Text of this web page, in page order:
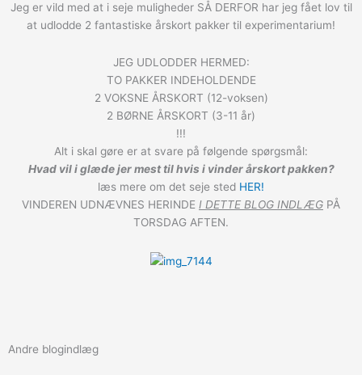
Jeg er vild med at i seje muligheder SÅ DERFOR har jeg fået lov til
at udlodde 2 fantastiske årskort pakker til experimentarium!
JEG UDLODDER HERMED:
TO PAKKER INDEHOLDENDE
2 VOKSNE ÅRSKORT (12-voksen)
2 BØRNE ÅRSKORT (3-11 år)
!!!
Alt i skal gøre er at svare på følgende spørgsmål:
Hvad vil i glæde jer mest til hvis i vinder årskort pakken?
læs mere om det seje sted HER!
VINDEREN UDNÆVNES HERINDE I DETTE BLOG INDLÆG PÅ
TORSDAG AFTEN.
Andre blogindlæg